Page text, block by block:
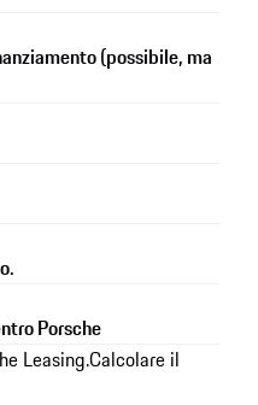
(possibile, ma
Porsche
Leasing.Calcolare il